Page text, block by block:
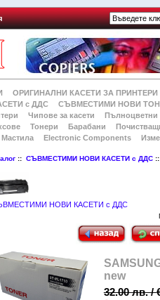
ОРИГИНАЛНИ КАСЕТИ ЗА ПРИНТЕРИ
с ДДС
СЪВМЕСТИМИ НОВИ
Чипове за касети
Тонери Барабани
Мастила
Electronic Components
::СЪВМЕСТИМИ НОВИ КАСЕТИ с ДДС
НОВИ КАСЕТИ с ДДС
new
32.00 лв. /